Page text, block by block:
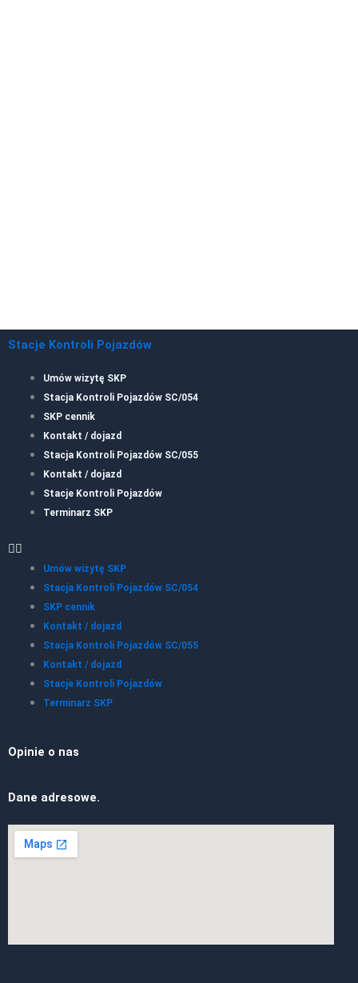
Stacje Kontroli Pojazdów
Umów wizytę SKP
Stacja Kontroli Pojazdów SC/054
SKP cennik
Kontakt / dojazd
Stacja Kontroli Pojazdów SC/055
Kontakt / dojazd
Stacje Kontroli Pojazdów
Terminarz SKP
Umów wizytę SKP
Stacja Kontroli Pojazdów SC/054
SKP cennik
Kontakt / dojazd
Stacja Kontroli Pojazdów SC/055
Kontakt / dojazd
Stacje Kontroli Pojazdów
Terminarz SKP
Opinie o nas
Dane adresowe.